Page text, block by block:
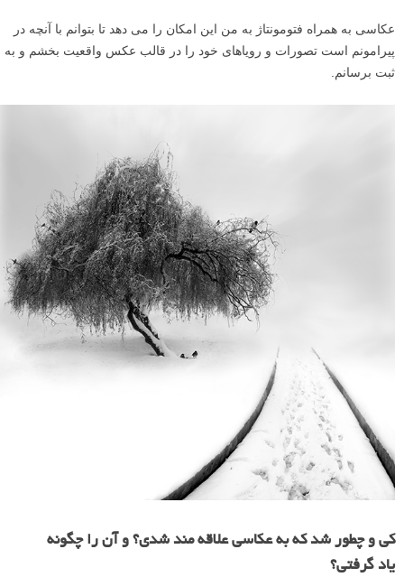
عکاسى به همراه فتومونتاژ به من این امکان را می دهد تا بتوانم با آنچه در
پیرامونم است تصورات و رویاهاى خود را در قالب عکس واقعیت بخشم و به
ثبت برسانم.
کی و چطور شد که به عکاسی علاقه مند شدی؟ و آن را چگونه
یاد گرفتی؟